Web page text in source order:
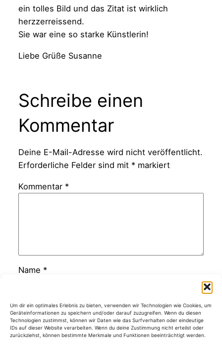
Um dir ein optimales Erlebnis zu bieten, verwenden wir Technologien wie Cookies, um
Geräteinformationen zu speichern und/oder darauf zuzugreifen. Wenn du diesen
Technologien zustimmst, können wir Daten wie das Surfverhalten oder eindeutige
IDs auf dieser Website verarbeiten. Wenn du deine Zustimmung nicht erteilst oder
zurückziehst, können bestimmte Merkmale und Funktionen beeinträchtigt werden.
ein tolles Bild und das Zitat ist wirklich
herzzerreissend.
Sie war eine so starke Künstlerin!
Liebe Grüße Susanne
Schreibe einen
Kommentar
Deine E-Mail-Adresse wird nicht veröffentlicht.
Erforderliche Felder sind mit *markiert
Kommentar *
Name *
E-Mail-Adresse*
Website